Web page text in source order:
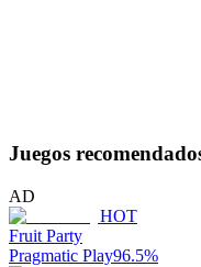
Juegos
AD
HOT
Fruit Party
Pragmatic Play96.5%